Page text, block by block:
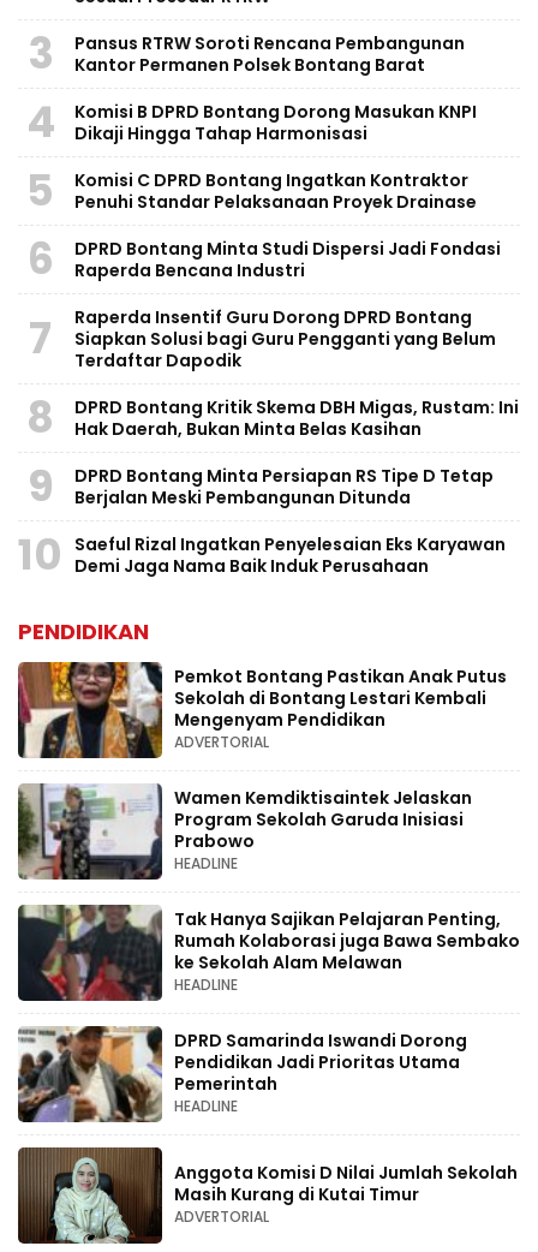
3
Pansus RTRW Soroti Rencana Pembangunan
Kantor Permanen Polsek Bontang Barat
4
Komisi B DPRD Bontang Dorong Masukan KNPI
Dikaji Hingga Tahap Harmonisasi
5
Komisi C DPRD Bontang Ingatkan Kontraktor
Penuhi Standar Pelaksanaan Proyek Drainase
6
DPRD Bontang Minta Studi Dispersi Jadi Fondasi
Raperda Bencana Industri
7
Raperda Insentif Guru Dorong DPRD Bontang
Siapkan Solusi bagi Guru Pengganti yang Belum
Terdaftar Dapodik
8
DPRD Bontang Kritik Skema DBH Migas, Rustam: Ini
Hak Daerah, Bukan Minta Belas Kasihan
9
DPRD Bontang Minta Persiapan RS Tipe D Tetap
Berjalan Meski Pembangunan Ditunda
10
Saeful Rizal Ingatkan Penyelesaian Eks Karyawan
Demi Jaga Nama Baik Induk Perusahaan
PENDIDIKAN
Pemkot Bontang Pastikan Anak Putus
Sekolah di Bontang Lestari Kembali
Mengenyam Pendidikan
ADVERTORIAL
Wamen Kemdiktisaintek Jelaskan
Program Sekolah Garuda Inisiasi
Prabowo
HEADLINE
Tak Hanya Sajikan Pelajaran Penting,
Rumah Kolaborasi juga Bawa Sembako
ke Sekolah Alam Melawan
HEADLINE
DPRD Samarinda Iswandi Dorong
Pendidikan Jadi Prioritas Utama
Pemerintah
HEADLINE
Anggota Komisi D Nilai Jumlah Sekolah
Masih Kurang di Kutai Timur
ADVERTORIAL